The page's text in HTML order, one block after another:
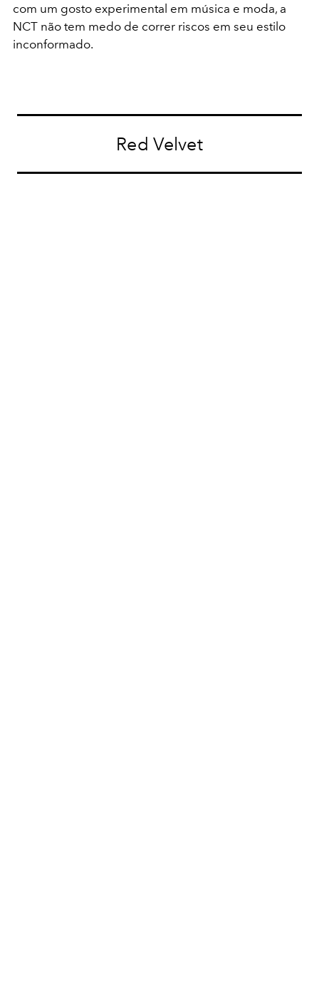
com um gosto experimental em música e moda, a
NCT não tem medo de correr riscos em seu estilo
inconformado.
Red Velvet